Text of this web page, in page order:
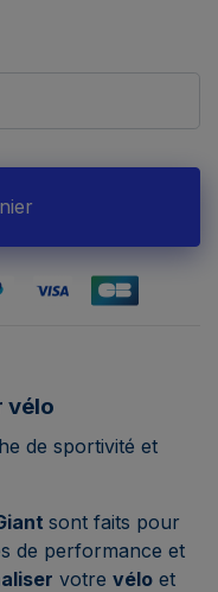
vélo
de sportivité et
sont faits pour
de performance et
votre vélo et